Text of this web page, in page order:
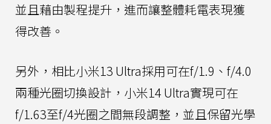
並且藉由製程提升，進而讓整體耗電表現獲
得改善。
另外，相比小米13 Ultra採用可在f/1.9、f/4.0
兩種光圈切換設計，小米14 Ultra實現可在
f/1.63至f/4光圈之間無段調整，並且保留光學